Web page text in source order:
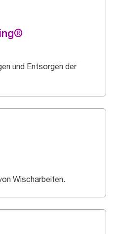
und Entsorgen der
Wischarbeiten.